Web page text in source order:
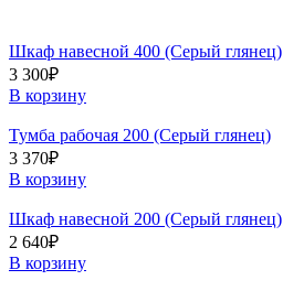
Шкаф навесной 400 (Серый глянец)
3 300₽
В корзину
Тумба рабочая 200 (Серый глянец)
3 370₽
В корзину
Шкаф навесной 200 (Серый глянец)
2 640₽
В корзину